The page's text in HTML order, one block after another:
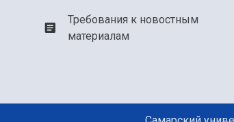
Требования к новостным
материалам